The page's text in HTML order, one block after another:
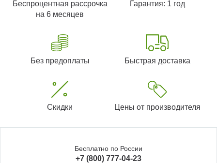
Беспроцентная рассрочка
на 6 месяцев
Гарантия: 1 год
Без предоплаты Быстрая доставка
Скидки Цены от производителя
Бесплатно по России
+7 (800) 777-04-23